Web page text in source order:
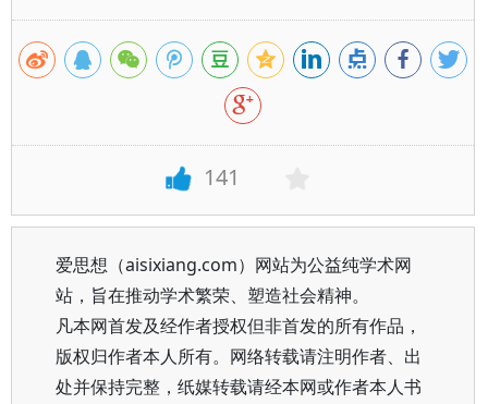
141
爱思想（aisixiang.com）网站为公益纯学术网
站，旨在推动学术繁荣、塑造社会精神。
凡本网首发及经作者授权但非首发的所有作品，
版权归作者本人所有。网络转载请注明作者、出
处并保持完整，纸媒转载请经本网或作者本人书